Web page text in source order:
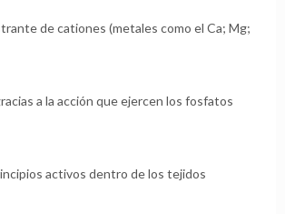
de cationes (metales como el Ca; Mg;
a la acción que ejercen los fosfatos
activos dentro de los tejidos